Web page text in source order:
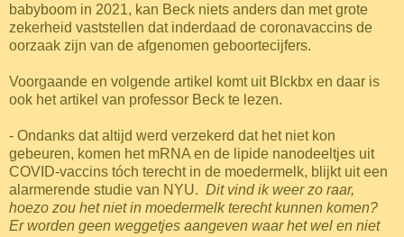
babyboom in 2021, kan Beck niets anders dan met grote
zekerheid vaststellen dat inderdaad de coronavaccins de
oorzaak zijn van de afgenomen geboortecijfers.
Voorgaande en volgende artikel komt uit Blckbx en daar is
ook het artikel van professor Beck te lezen.
- Ondanks dat altijd werd verzekerd dat het niet kon
gebeuren, komen het mRNA en de lipide nanodeeltjes uit
COVID-vaccins tóch terecht in de moedermelk, blijkt uit een
alarmerende studie van NYU. Dit vind ik weer zo raar,
hoezo zou het niet in moedermelk terecht kunnen komen?
Er worden geen weggetjes aangeven waar het wel en niet